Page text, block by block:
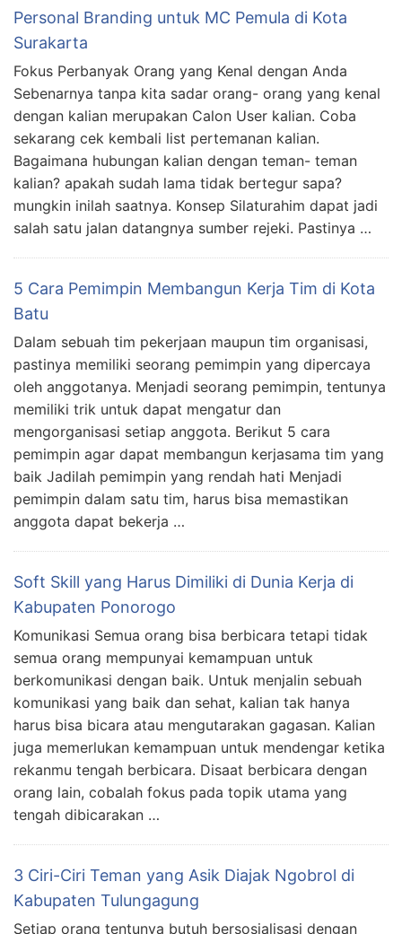
Personal Branding untuk MC Pemula di Kota
Surakarta
Fokus Perbanyak Orang yang Kenal dengan Anda
Sebenarnya tanpa kita sadar orang- orang yang kenal
dengan kalian merupakan Calon User kalian. Coba
sekarang cek kembali list pertemanan kalian.
Bagaimana hubungan kalian dengan teman- teman
kalian? apakah sudah lama tidak bertegur sapa?
mungkin inilah saatnya. Konsep Silaturahim dapat jadi
salah satu jalan datangnya sumber rejeki. Pastinya …
5 Cara Pemimpin Membangun Kerja Tim di Kota
Batu
Dalam sebuah tim pekerjaan maupun tim organisasi,
pastinya memiliki seorang pemimpin yang dipercaya
oleh anggotanya. Menjadi seorang pemimpin, tentunya
memiliki trik untuk dapat mengatur dan
mengorganisasi setiap anggota. Berikut 5 cara
pemimpin agar dapat membangun kerjasama tim yang
baik Jadilah pemimpin yang rendah hati Menjadi
pemimpin dalam satu tim, harus bisa memastikan
anggota dapat bekerja …
Soft Skill yang Harus Dimiliki di Dunia Kerja di
Kabupaten Ponorogo
Komunikasi Semua orang bisa berbicara tetapi tidak
semua orang mempunyai kemampuan untuk
berkomunikasi dengan baik. Untuk menjalin sebuah
komunikasi yang baik dan sehat, kalian tak hanya
harus bisa bicara atau mengutarakan gagasan. Kalian
juga memerlukan kemampuan untuk mendengar ketika
rekanmu tengah berbicara. Disaat berbicara dengan
orang lain, cobalah fokus pada topik utama yang
tengah dibicarakan …
3 Ciri-Ciri Teman yang Asik Diajak Ngobrol di
Kabupaten Tulungagung
Setiap orang tentunya butuh bersosialisasi dengan